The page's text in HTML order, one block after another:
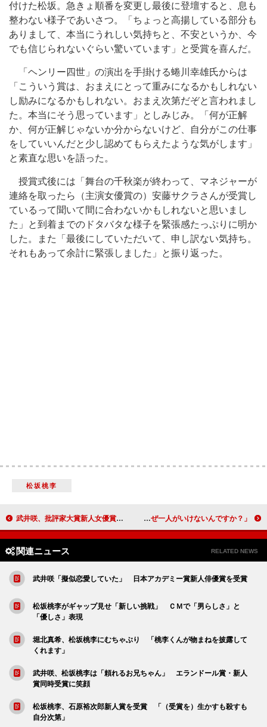
付けた松坂。急きょ順番を変更し最後に登壇すると、息も
整わない様子であいさつ。「ちょっと高揚している部分も
ありまして、本当にうれしい気持ちと、不安というか、今
でも信じられないぐらい驚いています」と受賞を喜んだ。
「ヘンリー四世」の演出を手掛ける蜷川幸雄氏からは
「こういう賞は、おまえにとって重みになるかもしれない
し励みになるかもしれない。おまえ次第だぞと言われまし
た。本当にそう思っています」としみじみ。「何が正解
か、何が正解じゃないか分からないけど、自分がこの仕事
をしていいんだと少し認めてもらえたような気がします」
と素直な思いを語った。
授賞式後には「舞台の千秋楽が終わって、マネジャーが
連絡を取ったら（主演女優賞の）安藤サクラさんが受賞し
ているって聞いて間に合わないかもしれないと思いまし
た」と到着までのドタバタな様子を緊張感たっぷりに明か
した。また「最後にしていただいて、申し訳ない気持ち。
それもあって余計に緊張しました」と振り返った。
松坂桃李
武井咲、批評家大賞新人女優賞を受賞 恋愛は「大人になったら」 栗原類「最近のマイブームは“一人焼肉”」 「なぜ一人がいけないんですか？」
関連ニュース RELATED NEWS
武井咲「擬似恋愛していた」 日本アカデミー賞新人俳優賞を受賞
松坂桃李がギャップ見せ「新しい挑戦」 ＣＭで「男らしさ」と
「優しさ」表現
堀北真希、松坂桃李にむちゃぶり 「桃李くんが物まねを披露して
くれます」
武井咲、松坂桃李は「頼れるお兄ちゃん」 エランドール賞・新人
賞同時受賞に笑顔
松坂桃李、石原裕次郎新人賞を受賞 「（受賞を）生かすも殺すも
自分次第」